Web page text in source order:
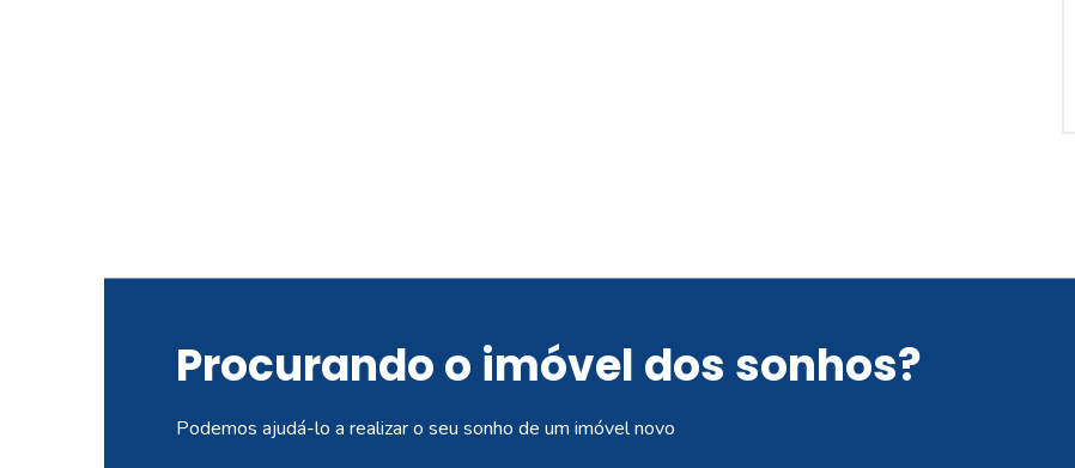
Procurando o imóvel dos sonhos?
Podemos ajudá-lo a realizar o seu sonho de um imóvel novo